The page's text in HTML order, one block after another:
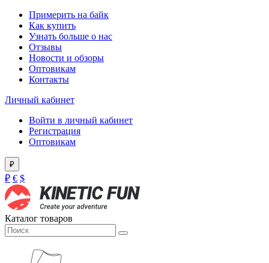
Примерить на байк
Как купить
Узнать больше о нас
Отзывы
Новости и обзоры
Оптовикам
Контакты
Личный кабинет
Войти в личный кабинет
Регистрация
Оптовикам
₽
₽ € $
Каталог товаров